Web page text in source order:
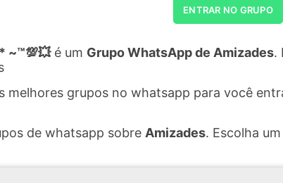
ENTRAR NO GRUPO
~™💯💥é um Grupo WhatsApp de Amizades.
melhores grupos no whatsapp para você
de whatsapp sobre Amizades. Escolha